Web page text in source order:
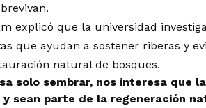
explicó que la universidad
que ayudan a sostener riberas y
natural de bosques.
solo sembrar, nos interesa que
y sean parte de la regeneración